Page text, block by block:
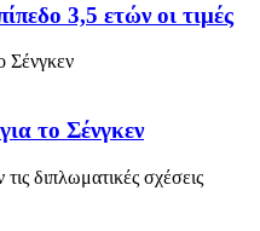
3,5 ετών οι τιμές
το Σένγκεν